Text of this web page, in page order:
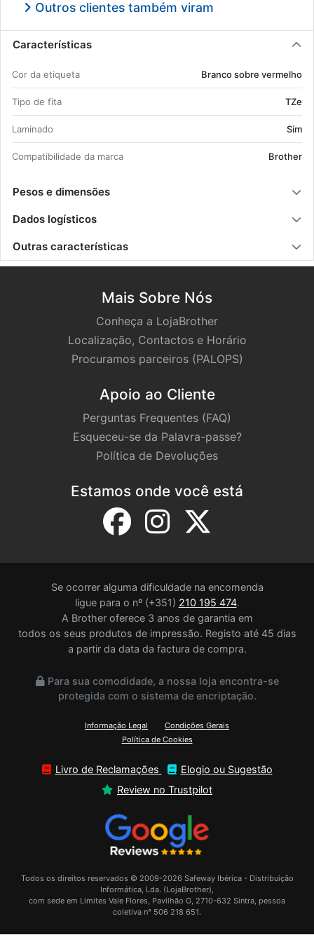
Outros clientes também viram
Características
Cor da eti­queta Branco sobre ver­melho
Tipo de fita TZe
La­mi­nado Sim
Com­pa­ti­bi­li­dade da marca Brother
Pesos e dimensões
Dados logísticos
Outras características
Mais Sobre Nós
Conheça a LojaBrother
Localização, Contactos e Horário
Procuramos parceiros (PALOPS)
Apoio ao Cliente
Perguntas Frequentes (FAQ)
Esqueceu-se da Palavra-passe?
Política de Devoluções
Estamos onde você está
Se ocorrer alguma dificuldade na encomenda
ligue para o nº (+351) 210 195 474.
A Brother oferece 3 anos de garantia em
todos os seus produtos de impressão. Registo até 45 dias
a partir da data da factura de compra.
Para sua comodidade, a nossa loja encontra-se
protegida com o sistema de encriptação.
Informação Legal
Condições Gerais
Política de Cookies
Livro de Reclamações
Elogio ou Sugestão
Review no Trustpilot
Todos os direitos reservados © 2009-2026 Safeway Ibérica - Distribuição
Informática, Lda. (LojaBrother),
com sede em Limites Vale Flores, Pavilhão G, 2710-632 Sintra, pessoa
coletiva n° 506 218 651.